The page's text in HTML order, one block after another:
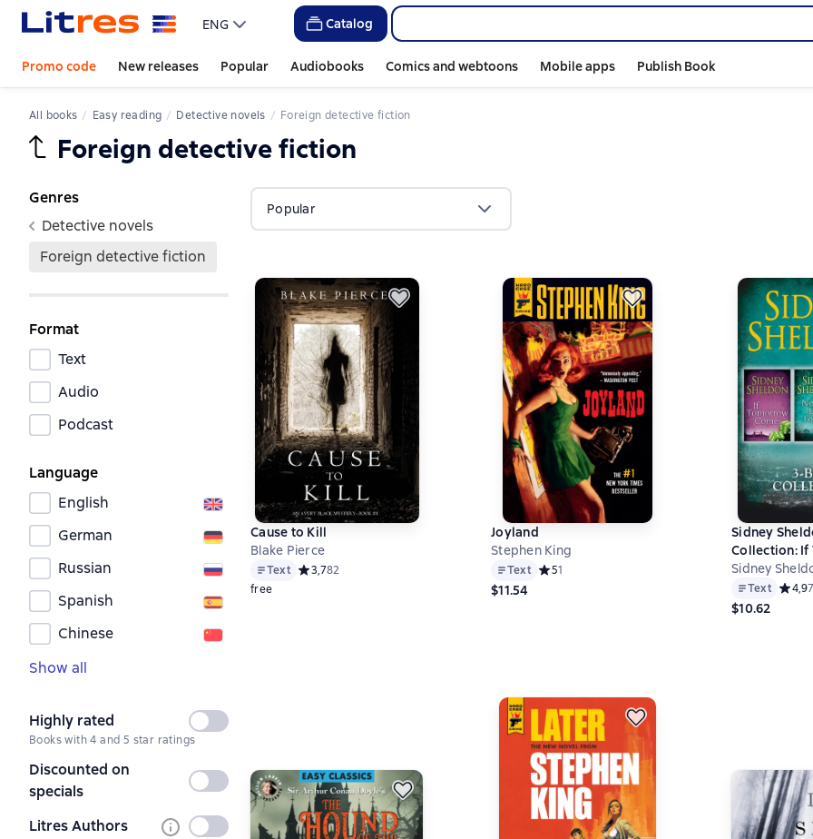
ENG Catalog
Promo code New releases Popular Audiobooks Comics and webtoons Mobile apps Publish Book
All books easy reading Detective novels Foreign detective fiction
Foreign detective fiction
Genres
Detective novels
Foreign detective fiction
Format
Text
Audio
Podcast
Language
English
German
Russian
Spanish
Chinese
Show all
Highly rated
Not
selected
Books with 4 and 5 star ratings
Discounted on
specials
Not
Litres Authors
Not
Popular
Cause to Kill
Blake Pierce
Text Средний рейтинг 3,7 на основе 82 оценок
3,782
free
Joyland
Stephen King
Text Средний рейтинг 5 на основе 1 оценок
51
$11.54
Sidney
Collection:
Comes,
Forever, The
Plans
Sidney
Text 4,97
$10.62